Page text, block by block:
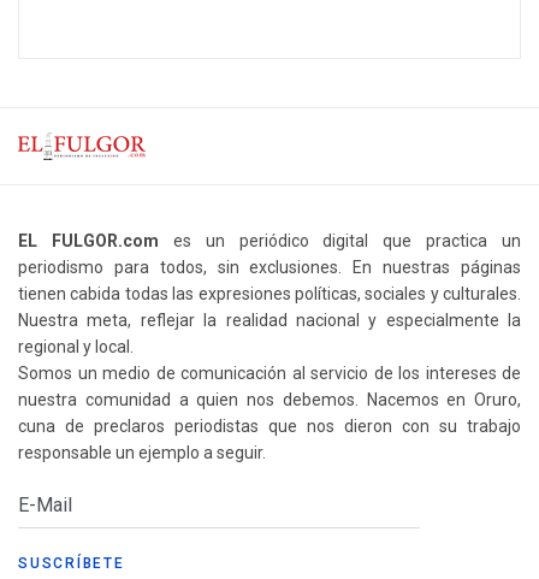
EL FULGOR.com es un periódico digital que practica un
periodismo para todos, sin exclusiones. En nuestras páginas
tienen cabida todas las expresiones políticas, sociales y culturales.
Nuestra meta, reflejar la realidad nacional y especialmente la
regional y local.
Somos un medio de comunicación al servicio de los intereses de
nuestra comunidad a quien nos debemos. Nacemos en Oruro,
cuna de preclaros periodistas que nos dieron con su trabajo
responsable un ejemplo a seguir.